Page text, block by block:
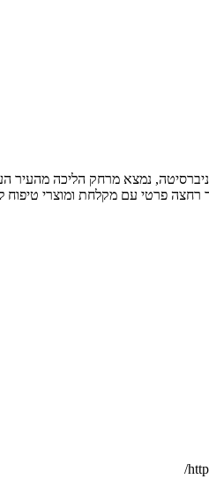
מכיכר האוניברסיטה, נמצא מרחק
רחצה פרטי עם מקלחת ומוצרי